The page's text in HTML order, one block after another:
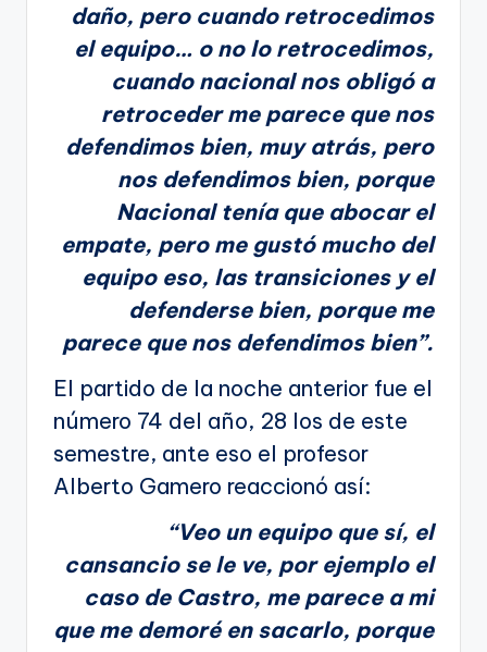
daño, pero cuando retrocedimos
el equipo… o no lo retrocedimos,
cuando nacional nos obligó a
retroceder me parece que nos
defendimos bien, muy atrás, pero
nos defendimos bien, porque
Nacional tenía que abocar el
empate, pero me gustó mucho del
equipo eso, las transiciones y el
defenderse bien, porque me
parece que nos defendimos bien”.
El partido de la noche anterior fue el
número 74 del año, 28 los de este
semestre, ante eso el profesor
Alberto Gamero reaccionó así:
“Veo un equipo que sí, el
cansancio se le ve, por ejemplo el
caso de Castro, me parece a mi
que me demoré en sacarlo, porque